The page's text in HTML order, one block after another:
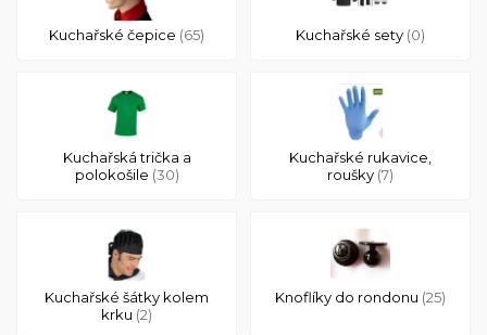
Kuchařské čepice (65) Kuchařské sety (0)
Kuchařská trička a
polokošile (30)
Kuchařské rukavice,
roušky (7)
Kuchařské šátky kolem
krku (2)
Knoflíky do rondonu (25)